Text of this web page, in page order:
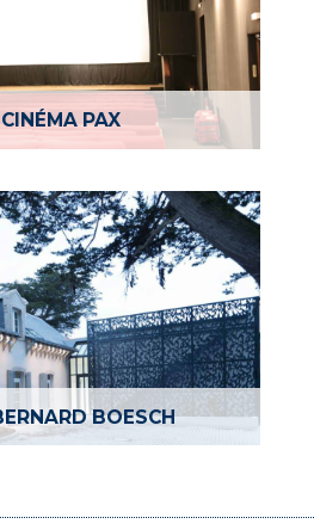
PAX
BOESCH